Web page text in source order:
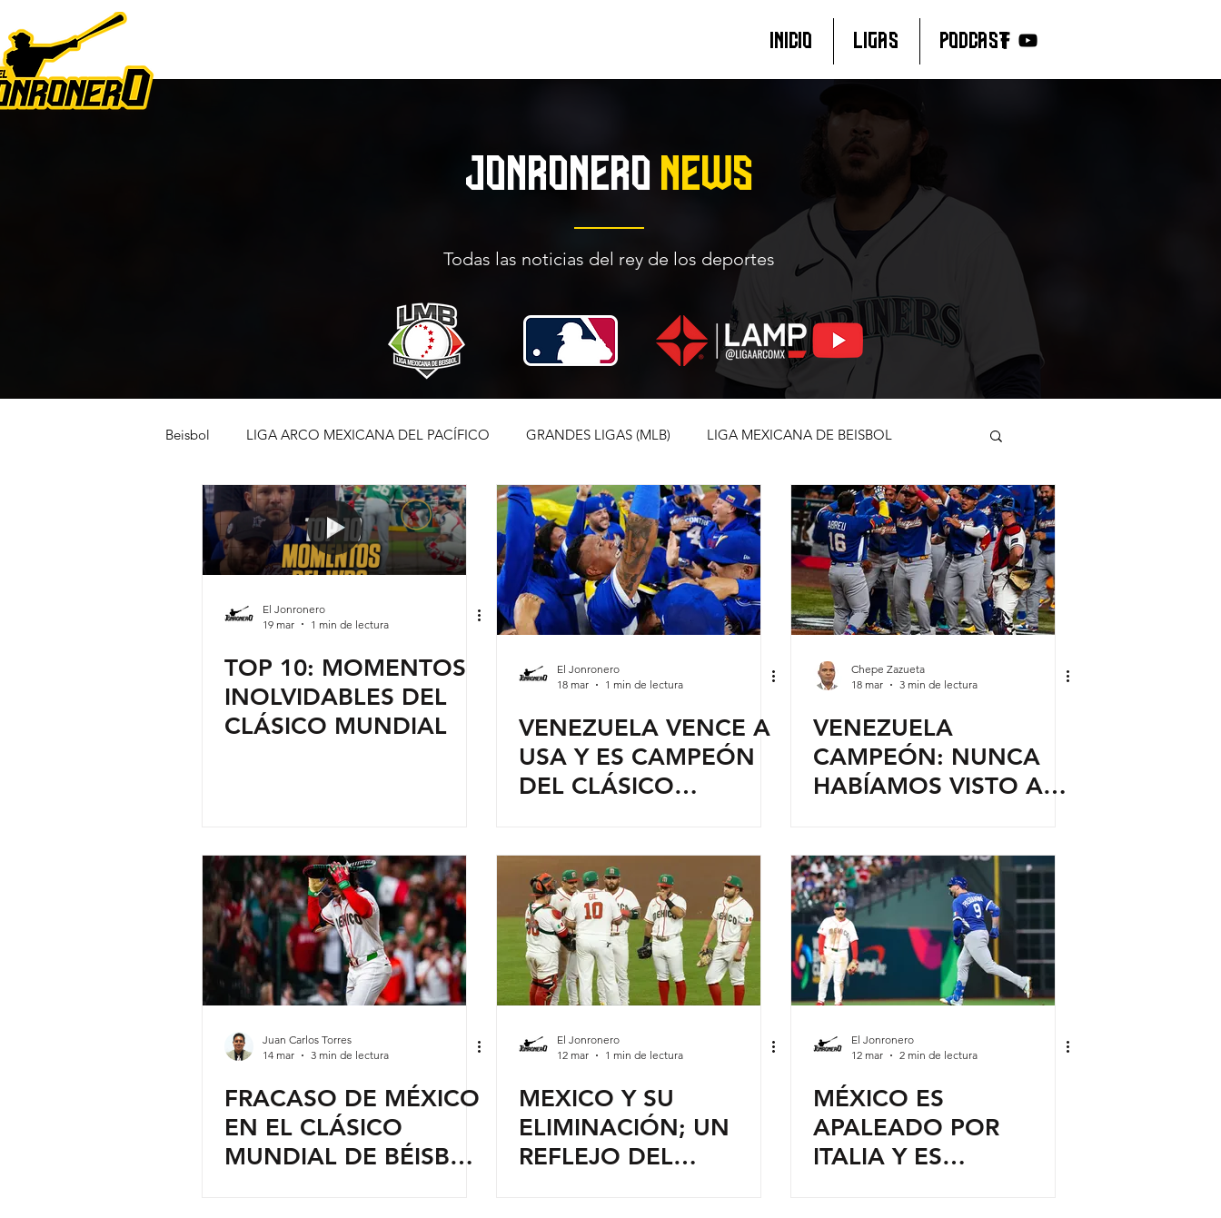
INICIO LIGAS PODCAST
JONRONERO NEWS
Todas las noticias del rey de los deportes
Beisbol LIGA ARCO MEXICANA DEL PACÍFICO GRANDES LIGAS (MLB) LIGA MEXICANA DE BEISBOL
Beisbol Amateur Columnas Beisbol Internacional Serie del Caribe Clásico Mundial de Beisbol
El Jonronero
19 mar
1 min de lectura
TOP 10: MOMENTOS
INOLVIDABLES DEL
CLÁSICO MUNDIAL
El Jonronero
18 mar
1 min de lectura
VENEZUELA VENCE A
USA Y ES CAMPEÓN
DEL CLÁSICO
Chepe Zazueta
18 mar
3 min de lectura
VENEZUELA
CAMPEÓN: NUNCA
HABÍAMOS VISTO A
Juan Carlos Torres
14 mar
3 min de lectura
FRACASO DE MÉXICO
EN EL CLÁSICO
MUNDIAL DE BÉISBOL
El Jonronero
12 mar
1 min de lectura
MEXICO Y SU
ELIMINACIÓN; UN
REFLEJO DEL
El Jonronero
12 mar
2 min de lectura
MÉXICO ES
APALEADO POR
ITALIA Y ES